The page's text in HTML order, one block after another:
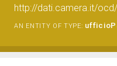
http://dati.camera.it/
AN ENTITY OF TYPE: